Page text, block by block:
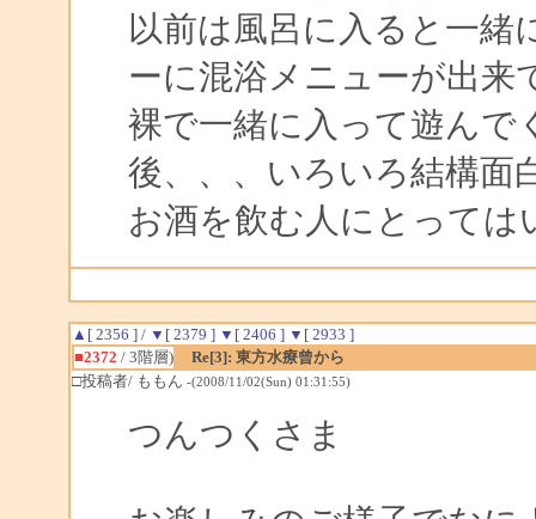
以前は風呂に入ると一
ーに混浴メニューが出来
裸で一緒に入って遊んで
後、、、いろいろ結構面
お酒を飲む人にとって
▲[ 2356 ]/ ▼[ 2379 ] ▼[ 2406 ] ▼[ 2933 ]
■2372 / 3階層)
Re[3]: 東方水療曾から
□投稿者/ ももん -(2008/11/02(Sun) 01:31:55)
つんつくさま